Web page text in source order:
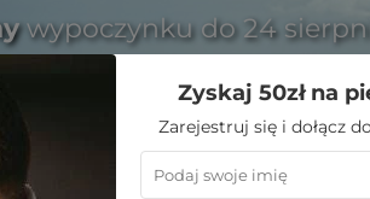
wypoczynku do 24
Zyskaj 50zł na
Zarejestruj się i dołącz